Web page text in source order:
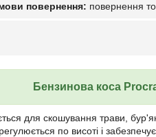
повернення
Бензинова коса
для скошування трави,
по висоті і